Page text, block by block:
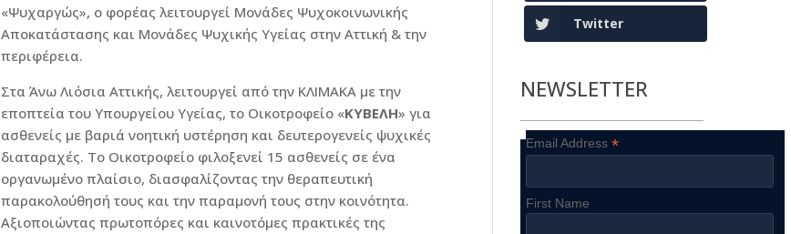
«Ψυχαργώς», ο φορέας λειτουργεί Μονάδες Ψυχοκοινωνικής
Αποκατάστασης και Μονάδες Ψυχικής Υγείας στην Αττική & την
περιφέρεια.
Στα Άνω Λιόσια Αττικής, λειτουργεί από την ΚΛΙΜΑΚΑ με την
εποπτεία του Υπουργείου Υγείας, το Οικοτροφείο «ΚΥΒΕΛΗ» για
ασθενείς με βαριά νοητική υστέρηση και δευτερογενείς ψυχικές
διαταραχές. Το Οικοτροφείο φιλοξενεί 15 ασθενείς σε ένα
οργανωμένο πλαίσιο, διασφαλίζοντας την θεραπευτική
παρακολούθησή τους και την παραμονή τους στην κοινότητα.
Αξιοποιώντας πρωτοπόρες και καινοτόμες πρακτικές της
Twitter
NEWSLETTER
Email Address *
First Name